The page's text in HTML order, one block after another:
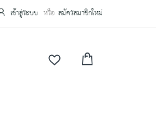
เข้าสู่ระบบ สมัครสมาชิกใหม่